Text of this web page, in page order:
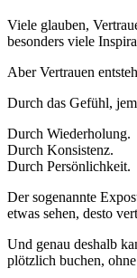
Viele glauben,
besonders viele
Aber Vertrauen
Durch das Gefühl,
Durch Wiederholung.
Durch Konsistenz.
Durch Persönlichkeit.
Der sogenannte
etwas sehen, desto
Und genau deshalb
plötzlich buchen,